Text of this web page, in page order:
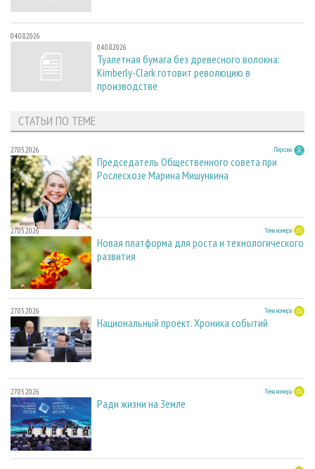
04.08.2026
04.08.2026
Туалетная бумага без древесного волокна:
Kimberly-Clark готовит революцию в
производстве
СТАТЬИ ПО ТЕМЕ
27.05.2026 Персона
Председатель Общественного совета при
Рослесхозе Марина Мишункина
27.05.2026 Тема номера
Новая платформа для роста и технологического
развития
27.05.2026 Тема номера
Национальный проект. Хроника событий
27.05.2026 Тема номера
Ради жизни на Земле